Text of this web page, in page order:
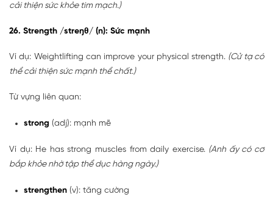
cải thiện sức khỏe tim mạch.)
26. Strength /streŋθ/ (n): Sức mạnh
Ví dụ: Weightlifting can improve your physical strength. (Cử tạ có
thể cải thiện sức mạnh thể chất.)
Từ vựng liên quan:
strong (adj): mạnh mẽ
Ví dụ: He has strong muscles from daily exercise. (Anh ấy có cơ
bắp khỏe nhờ tập thể dục hàng ngày.)
strengthen (v): tăng cường